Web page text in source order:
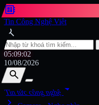
developer_board
Tin Công Nghệ Việt
search
05:09:03
10/08/2026
search
search
Tin tức công nghệarrow_drop_down